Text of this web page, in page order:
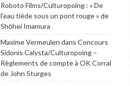
Roboto Films/Culturopoing : « De
l’eau tiède sous un pont rouge » de
Shōhei Imamura
Maxime Vermeulen dans Concours
Sidonis Calysta/Culturopoing –
Règlements de compte à OK Corral
de John Sturges